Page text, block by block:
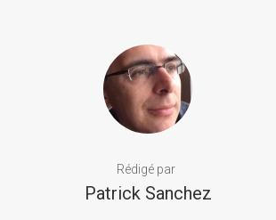
Rédigé par
Patrick Sanchez